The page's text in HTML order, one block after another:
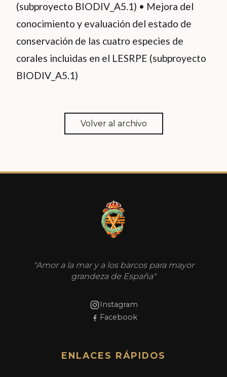
(subproyecto BIODIV_A5.1) • Mejora del
conocimiento y evaluación del estado de
conservación de las cuatro especies de
corales incluidas en el LESRPE (subproyecto
BIODIV_A5.1)
Volver al archivo
"Amor a la mar y a los barcos para mayor
grandeza de España"
Instagram
Facebook
ENLACES RÁPIDOS